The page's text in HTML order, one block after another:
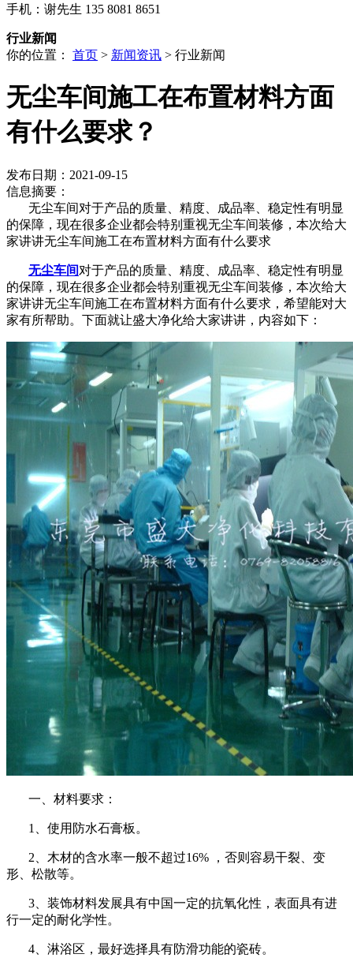
手机：谢先生 135 8081 8651
行业新闻
你的位置： 首页 > 新闻资讯 > 行业新闻
无尘车间施工在布置材料方面
有什么要求？
发布日期：2021-09-15
信息摘要：
无尘车间对于产品的质量、精度、成品率、稳定性有明显
的保障，现在很多企业都会特别重视无尘车间装修，本次给大
家讲讲无尘车间施工在布置材料方面有什么要求
无尘车间对于产品的质量、精度、成品率、稳定性有明显
的保障，现在很多企业都会特别重视无尘车间装修，本次给大
家讲讲无尘车间施工在布置材料方面有什么要求，希望能对大
家有所帮助。下面就让盛大净化给大家讲讲，内容如下：
一、材料要求：
1、使用防水石膏板。
2、木材的含水率一般不超过16% ，否则容易干裂、变
形、松散等。
3、装饰材料发展具有中国一定的抗氧化性，表面具有进
行一定的耐化学性。
4、淋浴区，最好选择具有防滑功能的瓷砖。